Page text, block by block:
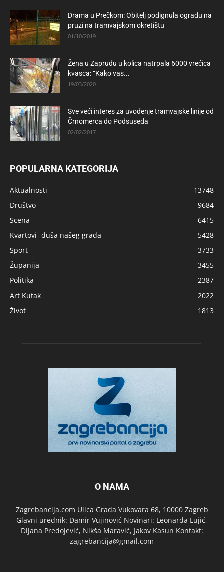
Drama u Prečkom: Obitelj podignula ogradu na
pruzi na tramvajskom okretištu
01/10/2019
Žena u Zapruđu u kolica natrpala 6000 vrećica
kvasca: “Kako vas...
19/03/2020
Sve veći interes za uvođenje tramvajske linije od
Črnomerca do Podsuseda
02/02/2017
POPULARNA KATEGORIJA
Aktualnosti
13748
Društvo
9684
Scena
6415
Kvartovi- duša našeg grada
5428
Sport
3733
Županija
3455
Politika
2387
Art Kutak
2022
Život
1813
O NAMA
Zagrebancija.com Ulica Grada Vukovara 68, 10000 Zagreb
Glavni urednik: Damir Vujinović Novinari: Leonarda Lujić,
Dijana Predojević, Nikša Maravić, Jakov Kasun Kontakt:
zagrebancija@gmail.com